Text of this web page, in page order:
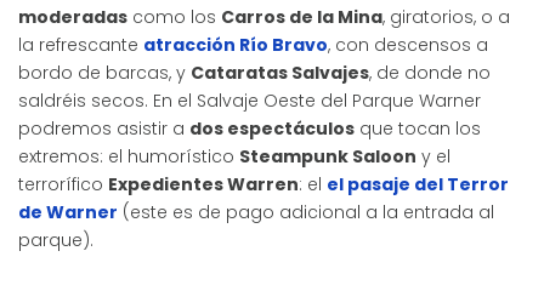
moderadas como los Carros de la Mina, giratorios, o a
la refrescante atracción Río Bravo, con descensos a
bordo de barcas, y Cataratas Salvajes, de donde no
saldréis secos. En el Salvaje Oeste del Parque Warner
podremos asistir a dos espectáculos que tocan los
extremos: el humorístico Steampunk Saloon y el
terrorífico Expedientes Warren: el el pasaje del Terror
de Warner (este es de pago adicional a la entrada al
parque).